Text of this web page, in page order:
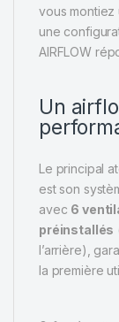
vous montiez
une
AIRFLOW
Un
Le principal
est son
avec 6
préinstallés
l’arrière),
la première